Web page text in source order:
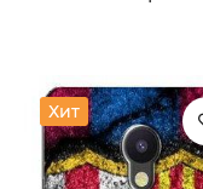
Хит